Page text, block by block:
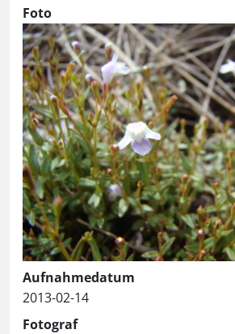
Foto
Aufnahmedatum
2013-02-14
Fotograf